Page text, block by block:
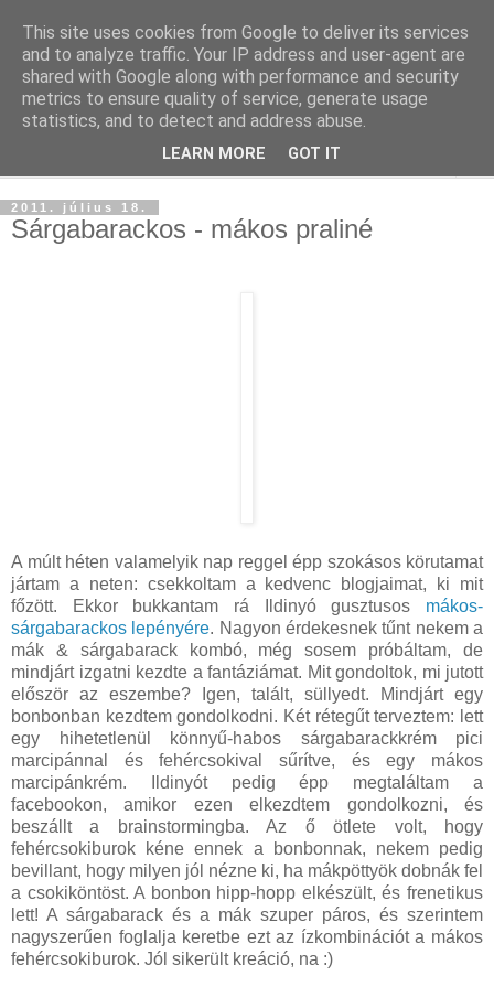
2011. július 18.
Sárgabarackos - mákos praliné
A múlt héten valamelyik nap reggel épp szokásos körutamat
jártam a neten: csekkoltam a kedvenc blogjaimat, ki mit
főzött. Ekkor bukkantam rá Ildinyó gusztusos mákos-
sárgabarackos lepényére. Nagyon érdekesnek tűnt nekem a
mák & sárgabarack kombó, még sosem próbáltam, de
mindjárt izgatni kezdte a fantáziámat. Mit gondoltok, mi jutott
először az eszembe? Igen, talált, süllyedt. Mindjárt egy
bonbonban kezdtem gondolkodni. Két rétegűt terveztem: lett
egy hihetetlenül könnyű-habos sárgabarackkrém pici
marcipánnal és fehércsokival sűrítve, és egy mákos
marcipánkrém. Ildinyót pedig épp megtaláltam a
facebookon, amikor ezen elkezdtem gondolkozni, és
beszállt a brainstormingba. Az ő ötlete volt, hogy
fehércsokiburok kéne ennek a bonbonnak, nekem pedig
bevillant, hogy milyen jól nézne ki, ha mákpöttyök dobnák fel
a csokiköntöst. A bonbon hipp-hopp elkészült, és frenetikus
lett! A sárgabarack és a mák szuper páros, és szerintem
nagyszerűen foglalja keretbe ezt az ízkombinációt a mákos
fehércsokiburok. Jól sikerült kreáció, na :)
This site uses cookies from Google to deliver its services
and to analyze traffic. Your IP address and user-agent are
shared with Google along with performance and security
metrics to ensure quality of service, generate usage
statistics, and to detect and address abuse.
LEARN MORE GOT IT